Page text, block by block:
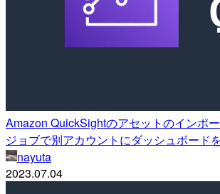
Amazon QuickSightのアセットのインポ
ジョブで別アカウントにダッシュボード
nayuta
2023.07.04